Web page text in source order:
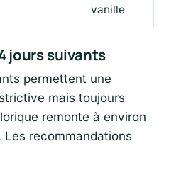
vanille
jours suivants
permettent une
mais toujours
remonte à environ
Les recommandations